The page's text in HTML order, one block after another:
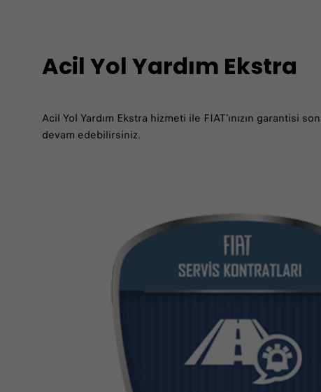
Acil Yol Yardım Ekstra
Acil Yol Yardım Ekstra hizmeti ile FIAT’ınızın garantisi
devam edebilirsiniz.